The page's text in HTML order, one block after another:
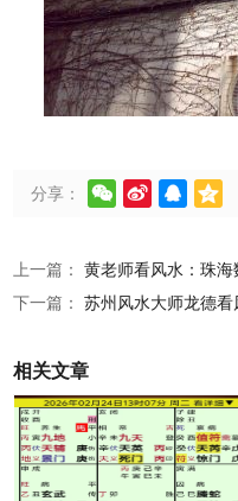
分享：    
上一篇：黄老师看风水：珠海
下一篇：苏州风水大师龙德
相关文章